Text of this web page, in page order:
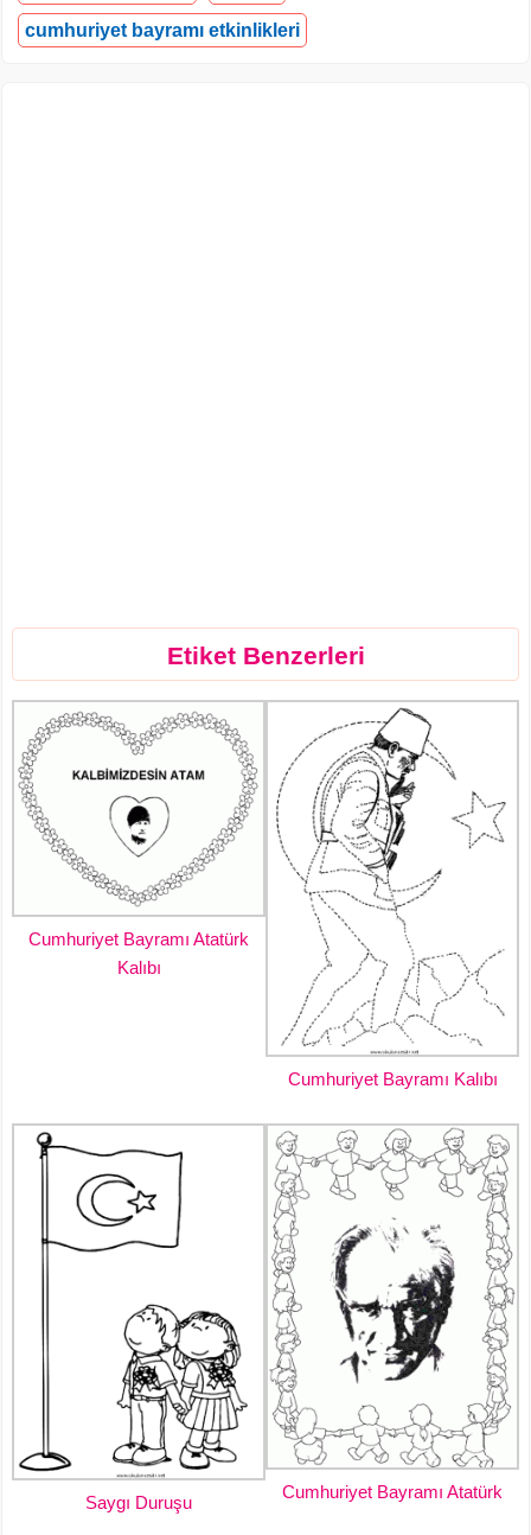
cumhuriyet bayramı etkinlikleri
Etiket Benzerleri
Cumhuriyet Bayramı Atatürk
Kalıbı
Cumhuriyet Bayramı Kalıbı
Saygı Duruşu
Cumhuriyet Bayramı Atatürk